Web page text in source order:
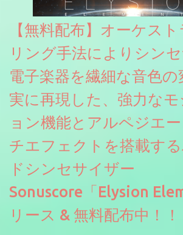
【無料配布】オーケス
リング手法によりシン
電子楽器を繊細な音色の
実に再現した、強力な
ョン機能とアルペジエ
チエフェクトを搭載す
ドシンセサイザー
Sonuscore「Elysion
リース & 無料配布中！！